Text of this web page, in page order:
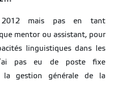
mais pas en tant
mentor ou assistant, pour
linguistiques dans les
pas eu de poste fixe
la gestion générale de la